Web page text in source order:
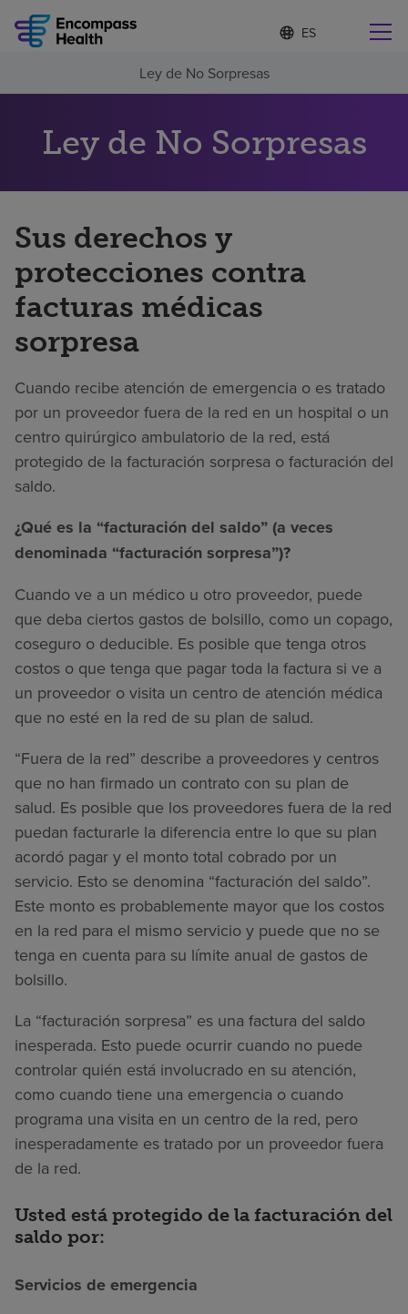
Lista
de
d
m
e
c
n
a
Encuentre una localidad cerca de usted
Servicios de rehabilitación
Pacientes y cuidadores
Recursos de salud
Acerca de nosotros
Buscar un centro
Empleos
Ley de No Sorpresas
Ley de No Sorpresas
Sus derechos y
protecciones contra
facturas médicas
sorpresa
Cuando recibe atención de emergencia o es tratado
por un proveedor fuera de la red en un hospital o un
centro quirúrgico ambulatorio de la red, está
protegido de la facturación sorpresa o facturación del
saldo.
¿Qué es la “facturación del saldo” (a veces
denominada “facturación sorpresa”)?
Cuando ve a un médico u otro proveedor, puede
que deba ciertos gastos de bolsillo, como un copago,
coseguro o deducible. Es posible que tenga otros
costos o que tenga que pagar toda la factura si ve a
un proveedor o visita un centro de atención médica
que no esté en la red de su plan de salud.
“Fuera de la red” describe a proveedores y centros
que no han firmado un contrato con su plan de
salud. Es posible que los proveedores fuera de la red
puedan facturarle la diferencia entre lo que su plan
acordó pagar y el monto total cobrado por un
servicio. Esto se denomina “facturación del saldo”.
Este monto es probablemente mayor que los costos
en la red para el mismo servicio y puede que no se
tenga en cuenta para su límite anual de gastos de
bolsillo.
La “facturación sorpresa” es una factura del saldo
inesperada. Esto puede ocurrir cuando no puede
controlar quién está involucrado en su atención,
como cuando tiene una emergencia o cuando
programa una visita en un centro de la red, pero
inesperadamente es tratado por un proveedor fuera
de la red.
Usted está protegido de la facturación del
saldo por:
Servicios de emergencia